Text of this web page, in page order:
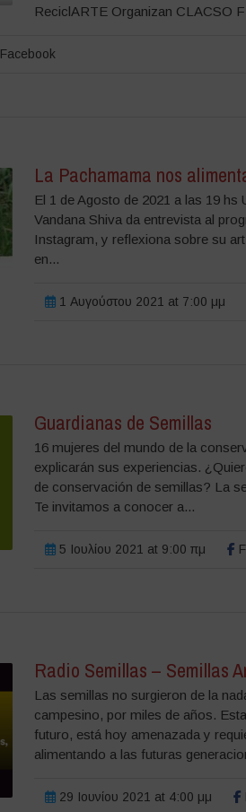
ReciclARTE Organizan CLACSO
Facebook
La Pachamama nos
El 1 de Agosto de 2021 a las 19
Vandana Shiva da entrevista al
Instagram, y reflexiona sobre su
en...
1 Αυγούστου 2021 at 7:00 μμ
Guardianas de Semillas
16 mujeres del mundo de la
explicarán sus experiencias.
de conservación de semillas? La
Te invitamos a conocer a...
5 Ιουλίου 2021 at 9:00 πμ
Radio Semillas – Semillas
Las semillas no surgieron de la
campesino, por miles de años.
futuro, está hoy amenazada y
alimentando a las futuras
29 Ιουνίου 2021 at 4:00 μμ